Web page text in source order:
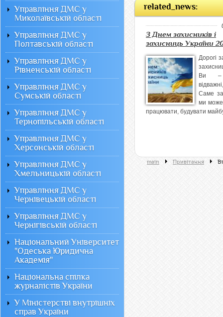
related_news:
З Днем захисників і
захисниць України
Дорогі
Ви –
Саме
ми
працювати, будувати
main Привітання
Управління ДМС у
Миколаївській області
Управління ДМС у
Полтавській області
Управління ДМС у
Рівненській області
Управління ДМС у
Сумській області
Управління ДМС у
Тернопільській області
Управління ДМС у
Херсонській області
Управління ДМС у
Хмельницькій області
Управління ДМС у
Чернівецькій області
Управління ДМС у
Чернігівській області
Національний Університет
"Одеська Юридична
Академія"
Національна спілка
журналістів України
У Міністерстві внутрішніх
справ України